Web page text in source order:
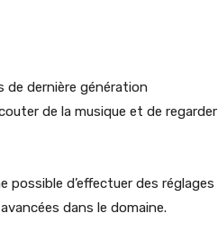
de dernière génération
de la musique et de regarder
possible d’effectuer des réglages
dans le domaine.